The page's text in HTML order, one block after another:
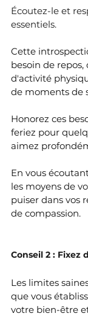
Écoutez-le et
essentiels.
Cette
besoin de
d'activité
de moments de
Honorez ces
feriez pour
aimez
En vous
les moyens de
puiser dans vos
de compassion.
Conseil 2 : Fixez
Les limites
que vous
votre bien-être